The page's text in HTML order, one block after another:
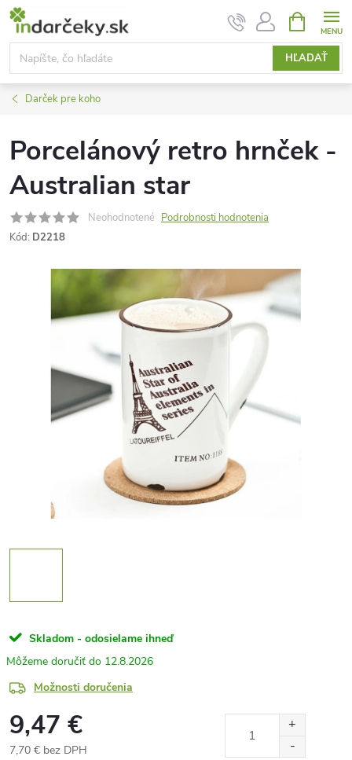
Prejsť
obsah
HĽADAŤ
KOŠÍK
Darček pre koho
Porcelánový retro hrnček -
Australian star
Neohodnotené Podrobnosti hodnotenia
Kód: D2218
Skladom - odosielame ihneď
12.8.2026
Možnosti doručenia
9,47 €
7,70 € bez DPH